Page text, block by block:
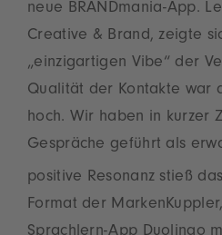
neue BRANDmania-App.
Creative & Brand, zeigte
„einzigartigen Vibe“ der
Qualität der Kontakte war
hoch. Wir haben in kurzer
Gespräche geführt als
positive Resonanz stieß
Format der